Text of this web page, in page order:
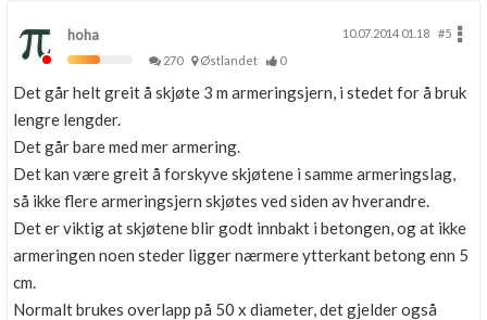
hoha 10.07.2014 01.18
#5
270
Østlandet 0
Det går helt greit å skjøte 3 m armeringsjern, i stedet for å bruk
lengre lengder.
Det går bare med mer armering.
Det kan være greit å forskyve skjøtene i samme armeringslag,
så ikke flere armeringsjern skjøtes ved siden av hverandre.
Det er viktig at skjøtene blir godt innbakt i betongen, og at ikke
armeringen noen steder ligger nærmere ytterkant betong enn 5
cm.
Normalt brukes overlapp på 50 x diameter, det gjelder også